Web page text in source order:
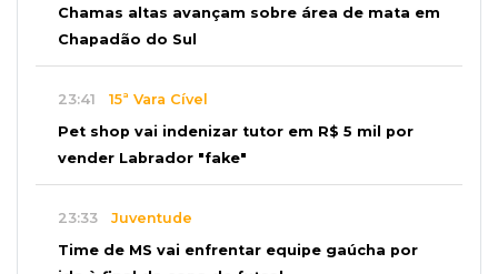
Chamas altas avançam sobre área de mata em
Chapadão do Sul
23:41 15ª Vara Cível
Pet shop vai indenizar tutor em R$ 5 mil por
vender Labrador "fake"
23:33 Juventude
Time de MS vai enfrentar equipe gaúcha por